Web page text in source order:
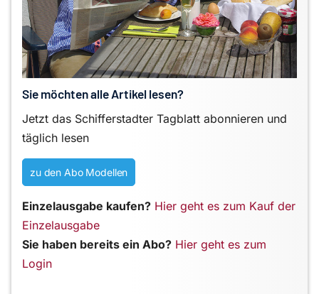
Sie möchten alle Artikel lesen?
Jetzt das Schifferstadter Tagblatt abonnieren und
täglich lesen
zu den Abo Modellen
Einzelausgabe kaufen? Hier geht es zum Kauf der
Einzelausgabe
Sie haben bereits ein Abo? Hier geht es zum
Login